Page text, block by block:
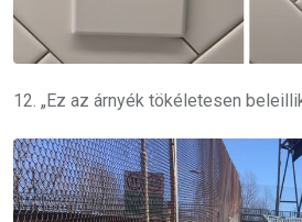
12. „Ez az árnyék tökéletesen